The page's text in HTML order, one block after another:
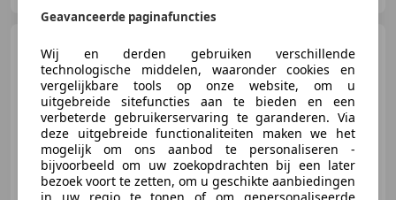
Harley-Davidson Dyna
Super Glide FXDC
SCREMING
€ 11.950
Geavanceerde paginafuncties
Wij en derden gebruiken verschillende
technologische middelen, waaronder cookies en
vergelijkbare tools op onze website, om u
uitgebreide sitefuncties aan te bieden en een
verbeterde gebruikerservaring te garanderen. Via
deze uitgebreide functionaliteiten maken we het
mogelijk om ons aanbod te personaliseren -
bijvoorbeeld om uw zoekopdrachten bij een later
bezoek voort te zetten, om u geschikte aanbiedingen
in uw regio te tonen of om gepersonaliseerde